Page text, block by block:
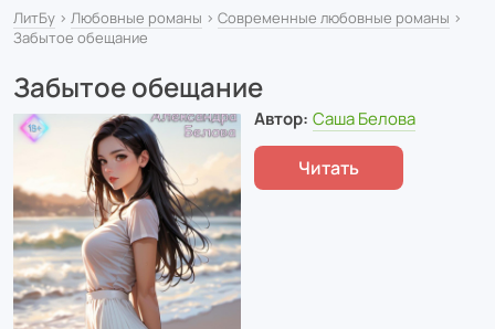
ЛитБу › Любовные романы › Современные любовные романы ›
Забытое обещание
Забытое обещание
Автор: Саша Белова
Читать